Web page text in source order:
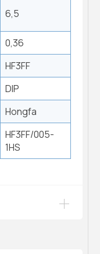
6,5
0,36
HF3FF
DIP
Hongfa
HF3FF/005-
1HS